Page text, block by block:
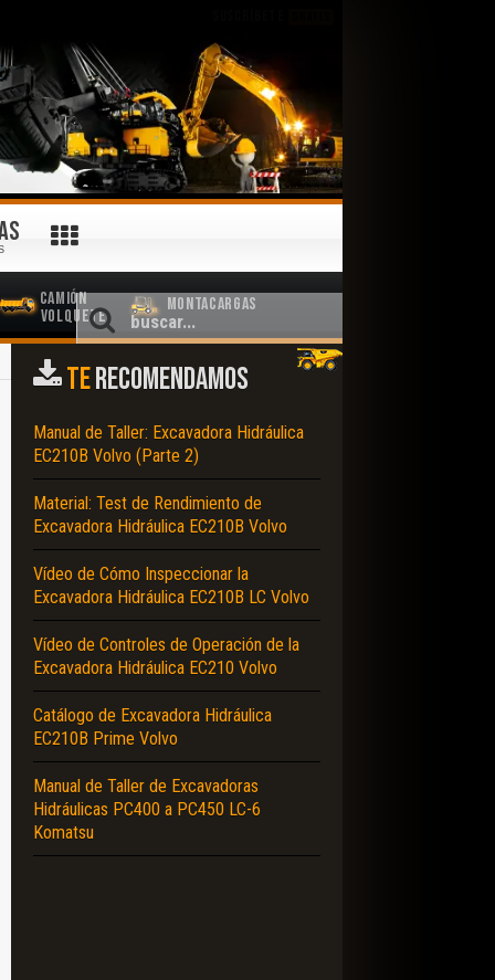
Camión
Volquete
Montacargas
TERECOMENDAMOS
Manual de Taller: Excavadora Hidráulica
EC210B Volvo (Parte 2)
Material: Test de Rendimiento de
Excavadora Hidráulica EC210B Volvo
Vídeo de Cómo Inspeccionar la
Excavadora Hidráulica EC210B LC Volvo
Vídeo de Controles de Operación de la
Excavadora Hidráulica EC210 Volvo
Catálogo de Excavadora Hidráulica
EC210B Prime Volvo
Manual de Taller de Excavadoras
Hidráulicas PC400 a PC450 LC-6
Komatsu